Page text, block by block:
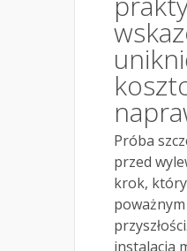
Próba
przed
krok,
instalacja